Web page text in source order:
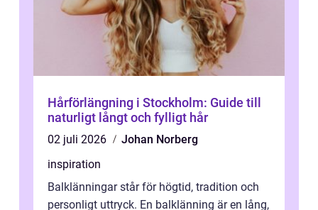
Hårförlängning i Stockholm: Guide till
naturligt långt och fylligt hår
02 juli 2026
Johan Norberg
inspiration
Balklänningar står för högtid, tradition och
personligt uttryck. En balklänning är en lång,